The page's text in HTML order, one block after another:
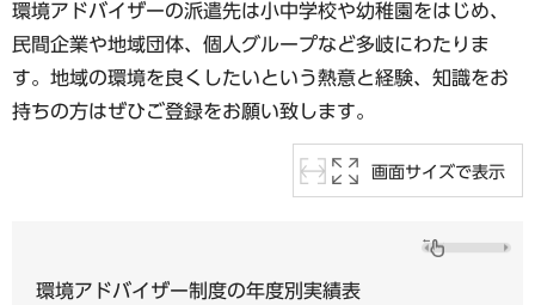
環境アドバイザーの派遣先は小中学校や幼稚園をはじめ、
民間企業や地域団体、個人グループなど多岐にわたりま
す。地域の環境を良くしたいという熱意と経験、知識をお
持ちの方はぜひご登録をお願い致します。
画面サイズで表示
環境アドバイザー制度の年度別実績表